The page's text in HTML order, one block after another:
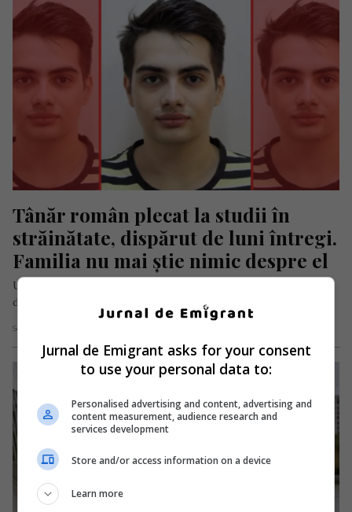
Tânăr român plecat la studii în
străinătate, dispărut de luni întregi.
Familia nu mai știe nimic despre el
Un tânăr român de 23 de ani, plecat la studii în Olanda, este
dat dispărut după ce nu a mai…
Scris de Mihai Diaconu
Jurnal de Emigrant asks for your consent
to use your personal data to:
Personalised advertising and content, advertising and
content measurement, audience research and
services development
Store and/or access information on a device
Learn more